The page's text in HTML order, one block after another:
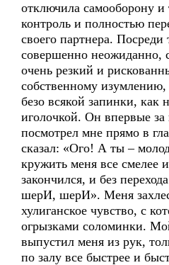
отключила самооборону и
контроль и полностью
своего партнера. Посреди
совершенно неожиданно,
очень резкий и
собственному изумлению,
безо всякой запинки, как
иголочкой. Он впервые за
посмотрел мне прямо в
сказал: «Ого! А ты –
кружить меня все смелее
закончился, и без
шерИ, шерИ». Меня
хулиганское чувство, с
огрызками соломинки.
выпустил меня из рук,
по залу все быстрее и